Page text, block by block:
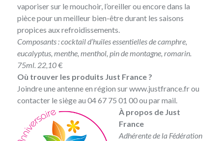
vaporiser sur le mouchoir, l’oreiller ou encore dans la
pièce pour un meilleur bien-être durant les saisons
propices aux refroidissements.
Composants : cocktail d’huiles essentielles de camphre,
eucalyptus, menthe, menthol, pin de montagne, romarin.
75ml. 22,10€
Où trouver les produits Just France ?
Joindre une antenne en région surwww.justfrance.frou
contacter le siège au 04 67 75 01 00 ou par mail.
À propos de Just
France
Adhérente de la Fédération